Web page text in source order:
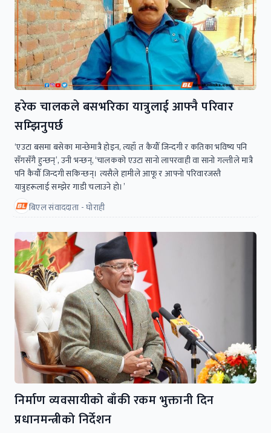
हरेक चालकले बसभरिका यात्रुलाई आफ्नै परिवार
सम्झिनुपर्छ
‘एउटा बसमा बसेका मान्छेमात्रै होइन, त्यहाँ त कैयौँ जिन्दगी र कतिका भविष्य पनि
सँगसँगै हुन्छन्’, उनी भन्छन्, ‘चालकको एउटा सानो लापरवाही वा सानो गल्तीले मात्रै
पनि कैयौँ जिन्दगी सकिन्छन्। त्यसैले हामीले आफू र आफ्नो परिवारजस्तै
यात्रुहरूलाई सम्झेर गाडी चलाउने हो।’
बिएल संवाददाता - घोराही
निर्माण व्यवसायीको बाँकी रकम भुक्तानी दिन
प्रधानमन्त्रीको निर्देशन